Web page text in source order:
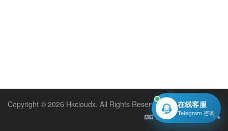
Copyright © 2026 Hkcloudx. All Rights Reserved.
Deutsch
在线客服
Telegram 咨询